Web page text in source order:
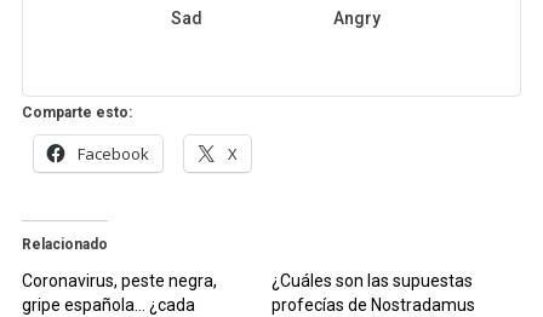
Sad Angry
Comparte esto:
Facebook X
Relacionado
Coronavirus, peste negra,
gripe española… ¿cada
¿Cuáles son las supuestas
profecías de Nostradamus